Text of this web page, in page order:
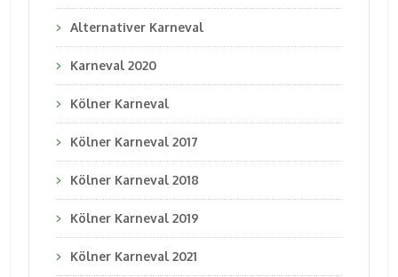
Alternativer Karneval
Karneval 2020
Kölner Karneval
Kölner Karneval 2017
Kölner Karneval 2018
Kölner Karneval 2019
Kölner Karneval 2021